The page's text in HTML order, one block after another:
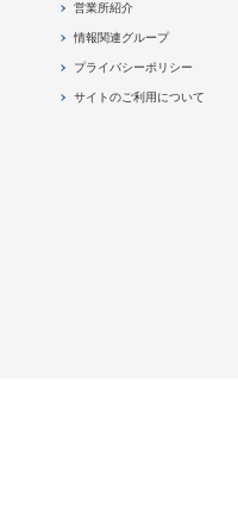
営業所紹介
情報関連グループ
プライバシーポリシー
サイトのご利用について